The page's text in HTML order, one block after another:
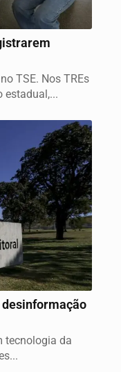
TSE. Nos TREs
estadual,...
tecnologia da